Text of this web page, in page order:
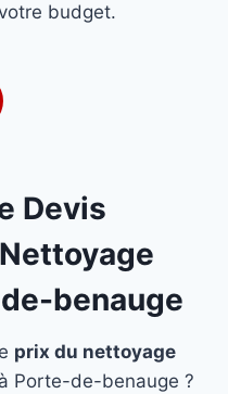
budget.
Devis
benauge
prix du nettoyage
Porte-de-benauge ?